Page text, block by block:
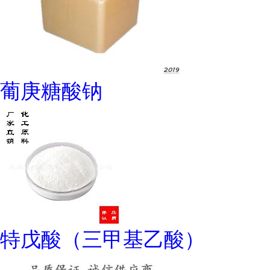
葡庚糖酸钠
特戊酸（三甲基乙酸）